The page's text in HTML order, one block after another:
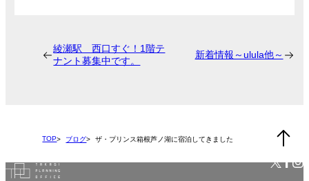
綾瀬駅 西口すぐ！1階テ
ナント募集中です。
新着情報～ulula他～
TOP ブログ ザ・プリンス箱根芦ノ湖に宿泊してきました